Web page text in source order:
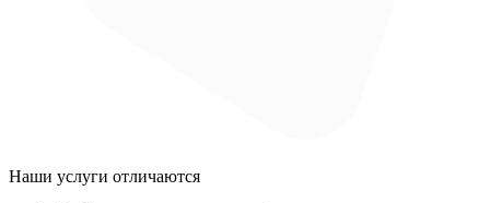
Наши услуги отличаются